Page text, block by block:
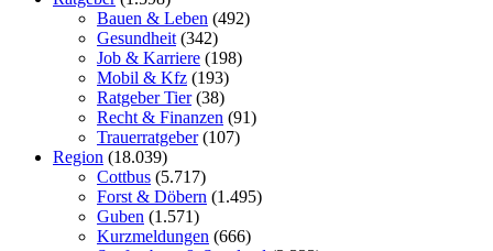
Bauen & Leben (492)
Gesundheit (342)
Job & Karriere (198)
Mobil & Kfz (193)
Ratgeber Tier(38)
Recht & Finanzen (91)
Trauerratgeber(107)
Region (18.039)
Cottbus (5.717)
Forst & Döbern (1.495)
Guben (1.571)
Kurzmeldungen (666)